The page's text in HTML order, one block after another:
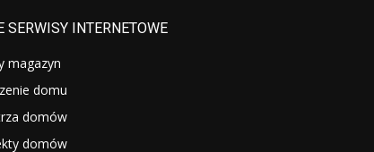
SERWISY INTERNETOWE
magazyn
domu
domów
domów